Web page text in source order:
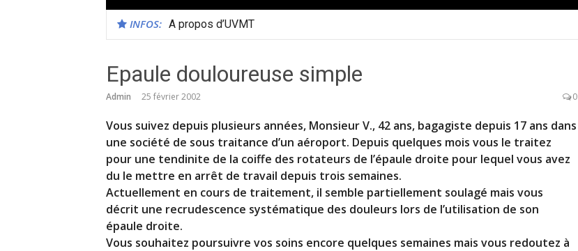
INFOS: A propos d’UVMT
Epaule douloureuse simple
Admin 25 février 2002 0
Vous suivez depuis plusieurs années, Monsieur V., 42 ans, bagagiste depuis 17 ans dans
une société de sous traitance d’un aéroport. Depuis quelques mois vous le traitez
pour une tendinite de la coiffe des rotateurs de l’épaule droite pour lequel vous avez
du le mettre en arrêt de travail depuis trois semaines.
Actuellement en cours de traitement, il semble partiellement soulagé mais vous
décrit une recrudescence systématique des douleurs lors de l’utilisation de son
épaule droite.
Vous souhaitez poursuivre vos soins encore quelques semaines mais vous redoutez à